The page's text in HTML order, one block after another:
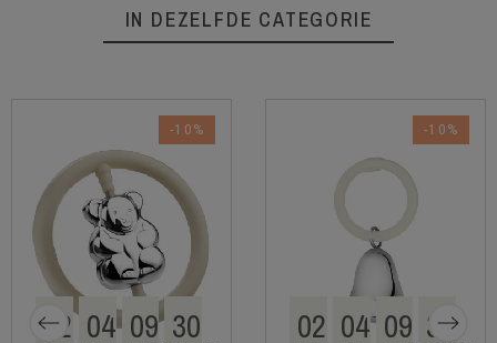
IN DEZELFDE CATEGORIE
02 04 09 30
-10%
02 04 09 30
-10%